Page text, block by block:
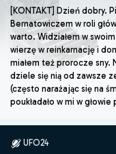
[KONTAKT] Dzień dobry.
Bernatowiczem w roli
warto. Widziałem w
wierzę w reinkarnację i
miałem też prorocze sny.
dziele się nią od zawsze
(często narażając się na
poukładało w mi w
UFO24